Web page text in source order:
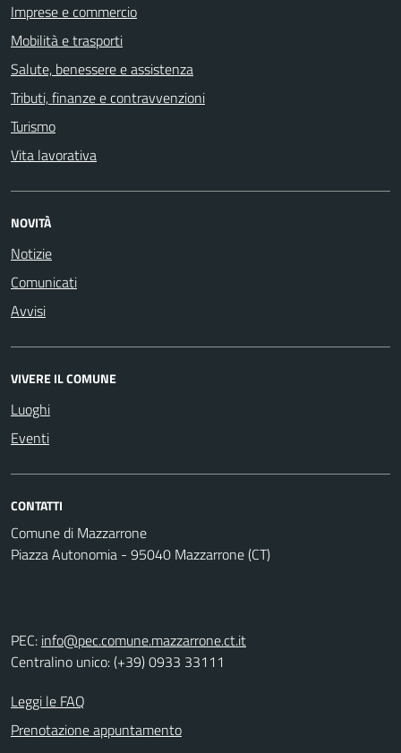
Imprese e commercio
Mobilità e trasporti
Salute, benessere e assistenza
Tributi, finanze e contravvenzioni
Turismo
Vita lavorativa
NOVITÀ
Notizie
Comunicati
Avvisi
VIVERE IL COMUNE
Luoghi
Eventi
CONTATTI
Comune di Mazzarrone
Piazza Autonomia - 95040 Mazzarrone (CT)
PEC: info@pec.comune.mazzarrone.ct.it
Centralino unico: (+39) 0933 33111
Leggi le FAQ
Prenotazione appuntamento